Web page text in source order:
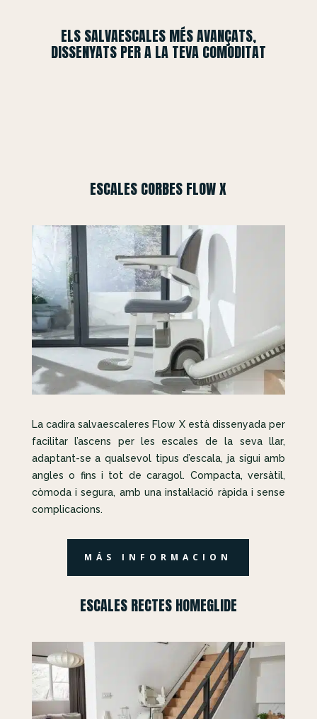
ELS SALVAESCALES MÉS AVANÇATS,
DISSENYATS PER A LA TEVA COMODITAT
ESCALES CORBES FLOW X
La cadira salvaescaleres Flow X està dissenyada per
facilitar l’ascens per les escales de la seva llar,
adaptant-se a qualsevol tipus d’escala, ja sigui amb
angles o fins i tot de caragol. Compacta, versàtil,
còmoda i segura, amb una instal·lació ràpida i sense
complicacions.
MÁS INFORMACION
ESCALES RECTES HOMEGLIDE